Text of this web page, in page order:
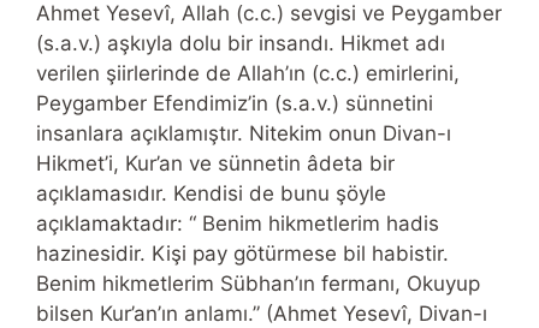
Ahmet Yesevî, Allah (c.c.) sevgisi ve Peygamber
(s.a.v.) aşkıyla dolu bir insandı. Hikmet adı
verilen şiirlerinde de Allah’ın (c.c.) emirlerini,
Peygamber Efendimiz’in (s.a.v.) sünnetini
insanlara açıklamıştır. Nitekim onun Divan-ı
Hikmet’i, Kur’an ve sünnetin âdeta bir
açıklamasıdır. Kendisi de bunu şöyle
açıklamaktadır: “ Benim hikmetlerim hadis
hazinesidir. Kişi pay götürmese bil habistir.
Benim hikmetlerim Sübhan’ın fermanı, Okuyup
bilsen Kur’an’ın anlamı.” (Ahmet Yesevî, Divan-ı